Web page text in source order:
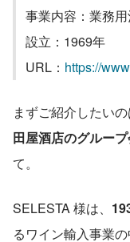
事業内容：業務
設立：1969年
URL： https://
まずご紹介したい
田屋酒店のグルー
て。
SELESTA 様は、
るワイン輸入事業の